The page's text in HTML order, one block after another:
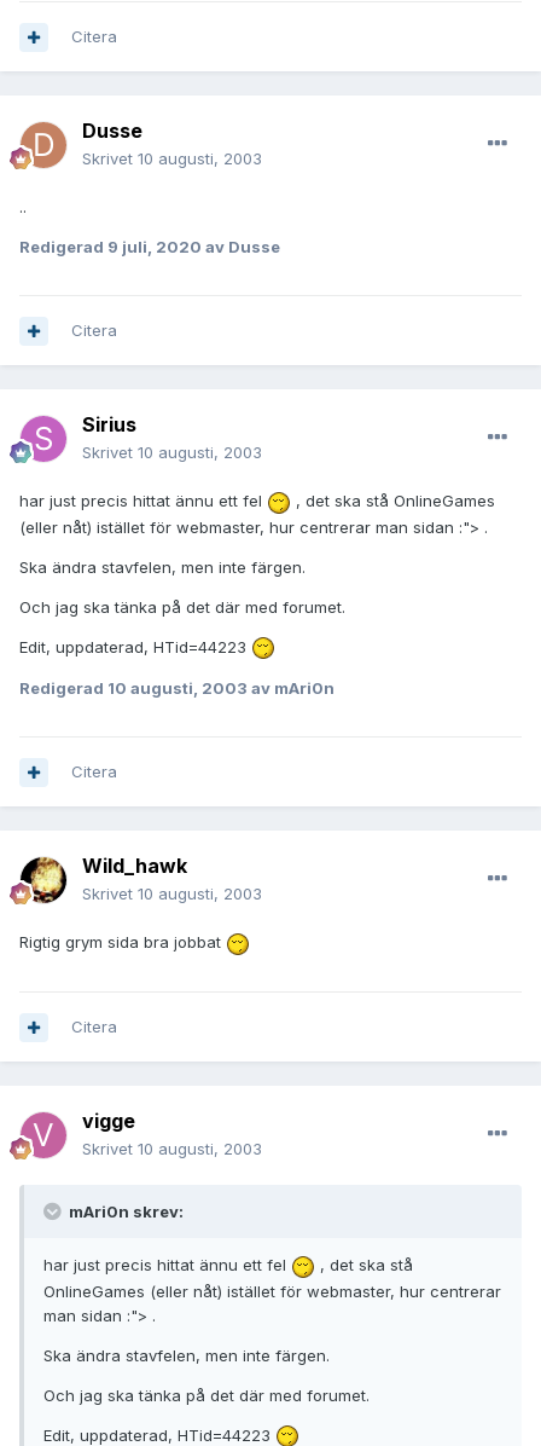
Citera
Dusse
Skrivet 10 augusti, 2003
..
Redigerad 9 juli, 2020 av Dusse
Citera
Sirius
Skrivet 10 augusti, 2003
har just precis hittat ännu ett fel
, det ska stå OnlineGames
(eller nåt) istället för webmaster, hur centrerar man sidan :"> .
Ska ändra stavfelen, men inte färgen.
Och jag ska tänka på det där med forumet.
Edit, uppdaterad, HTid=44223
Redigerad 10 augusti, 2003 av mAri0n
Citera
Wild_hawk
Skrivet 10 augusti, 2003
Rigtig grym sida bra jobbat
Citera
vigge
Skrivet 10 augusti, 2003
mAri0n skrev:
har just precis hittat ännu ett fel
, det ska stå
OnlineGames (eller nåt) istället för webmaster, hur centrerar
man sidan :"> .
Ska ändra stavfelen, men inte färgen.
Och jag ska tänka på det där med forumet.
Edit, uppdaterad, HTid=44223